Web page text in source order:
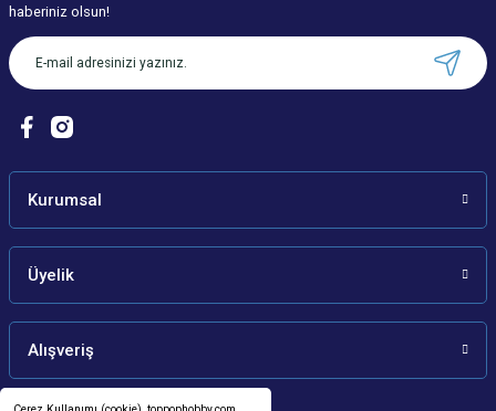
haberiniz olsun!
Kurumsal
Üyelik
Alışveriş